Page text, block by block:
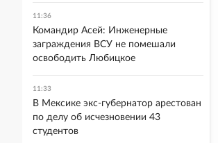
11:36
Командир Асей: Инженерные
заграждения ВСУ не помешали
освободить Любицкое
11:33
В Мексике экс-губернатор арестован
по делу об исчезновении 43
студентов